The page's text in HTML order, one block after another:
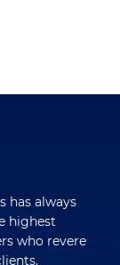
has always
highest
who revere